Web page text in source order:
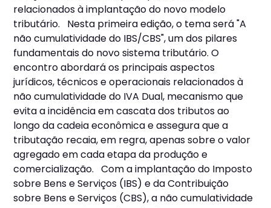
relacionados à implantação do novo modelo
tributário. Nesta primeira edição, o tema será "A
não cumulatividade do IBS/CBS", um dos pilares
fundamentais do novo sistema tributário. O
encontro abordará os principais aspectos
jurídicos, técnicos e operacionais relacionados à
não cumulatividade do IVA Dual, mecanismo que
evita a incidência em cascata dos tributos ao
longo da cadeia econômica e assegura que a
tributação recaia, em regra, apenas sobre o valor
agregado em cada etapa da produção e
comercialização. Com a implantação do Imposto
sobre Bens e Serviços (IBS) e da Contribuição
sobre Bens e Serviços (CBS), a não cumulatividade